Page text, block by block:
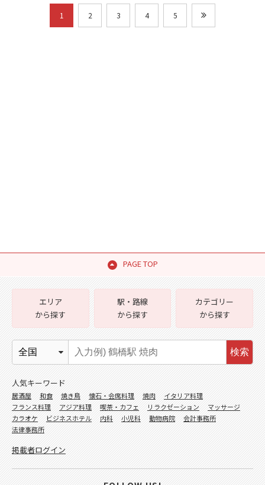
1 2 3 4 5
PAGE TOP
エリア
から探す
駅・路線
から探す
カテゴリー
から探す
検索
人気キーワード
居酒屋 和食 焼き鳥 懐石・会席料理 焼肉
イタリア料理
フランス料理
アジア料理 喫茶・カフェ リラクゼーション
マッサージ
カラオケ
ビジネスホテル 内科 小児科 動物病院
会計事務所
法律事務所
掲載者ログイン